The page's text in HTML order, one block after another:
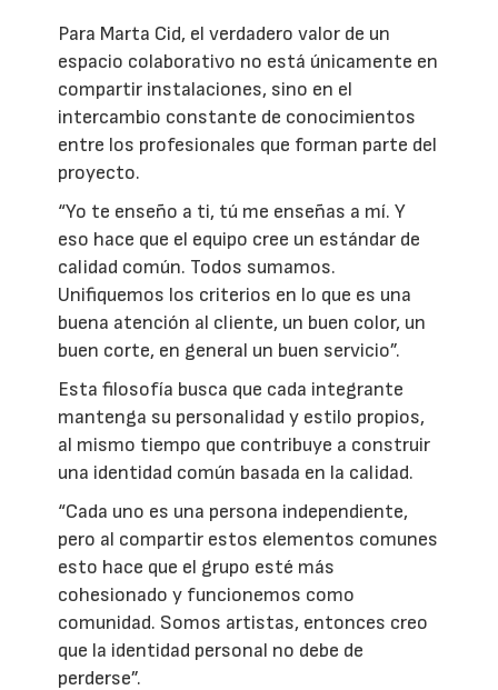
Para Marta Cid, el verdadero valor de un
espacio colaborativo no está únicamente en
compartir instalaciones, sino en el
intercambio constante de conocimientos
entre los profesionales que forman parte del
proyecto.
“Yo te enseño a ti, tú me enseñas a mí. Y
eso hace que el equipo cree un estándar de
calidad común. Todos sumamos.
Unifiquemos los criterios en lo que es una
buena atención al cliente, un buen color, un
buen corte, en general un buen servicio”.
Esta filosofía busca que cada integrante
mantenga su personalidad y estilo propios,
al mismo tiempo que contribuye a construir
una identidad común basada en la calidad.
“Cada uno es una persona independiente,
pero al compartir estos elementos comunes
esto hace que el grupo esté más
cohesionado y funcionemos como
comunidad. Somos artistas, entonces creo
que la identidad personal no debe de
perderse”.